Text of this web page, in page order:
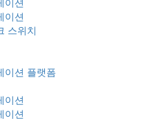
이션
스위치
이션 플랫폼
이션
이션